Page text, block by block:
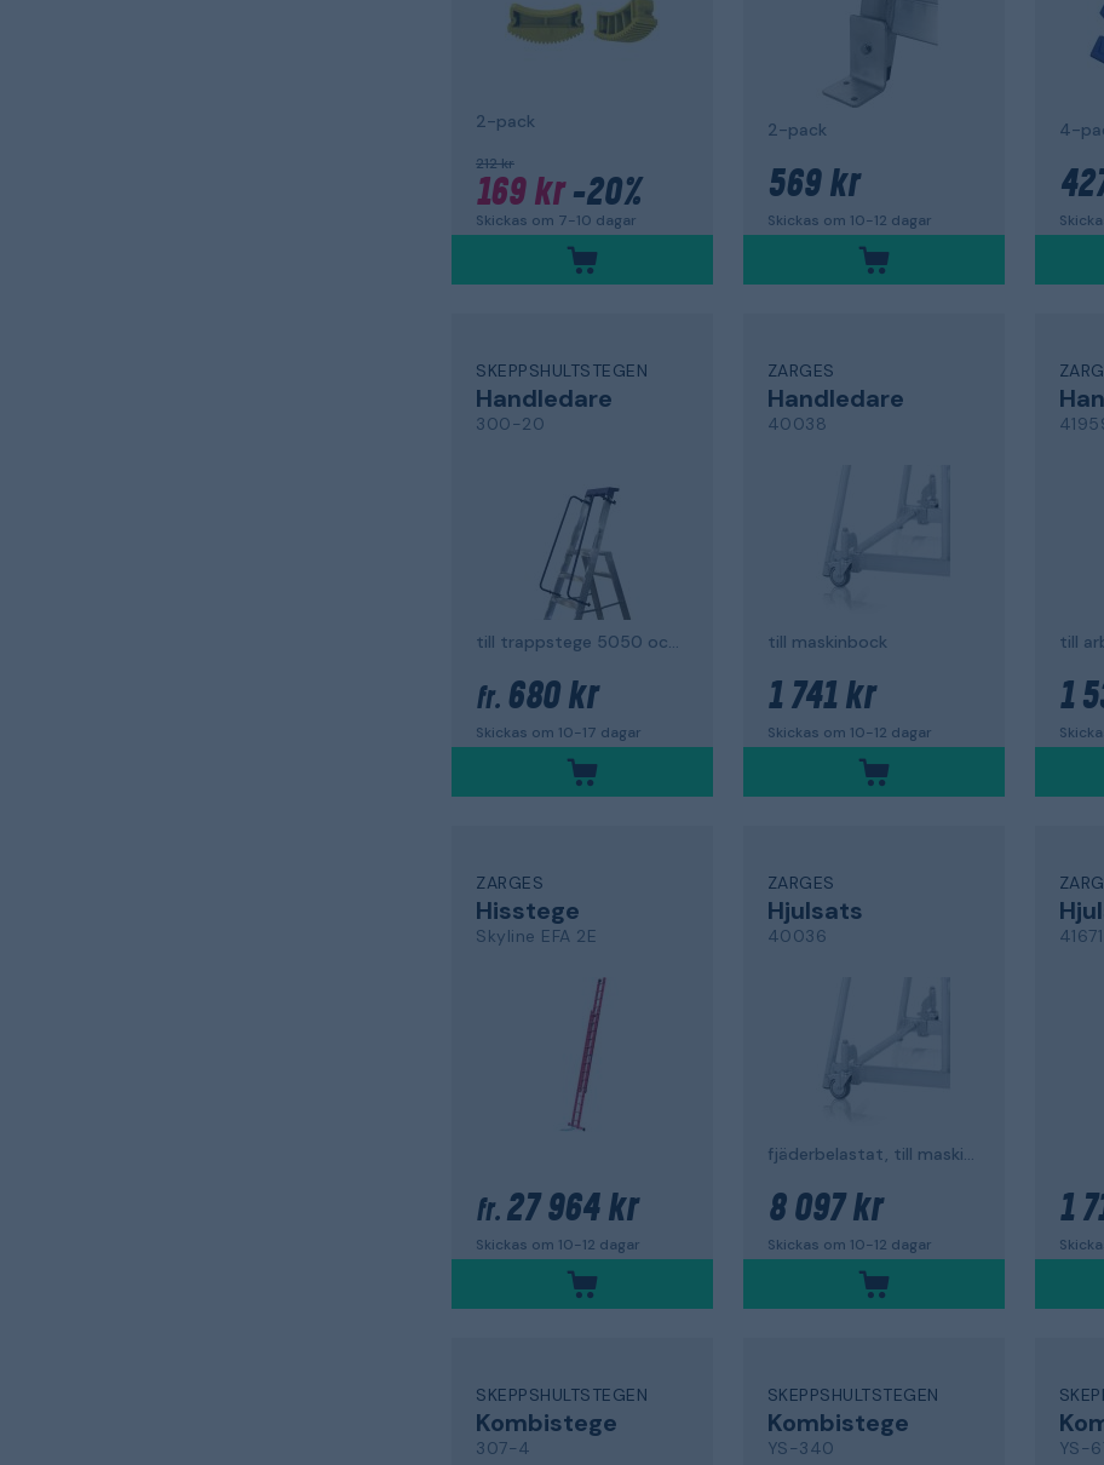
2-pack
212 kr
169 kr-20%
Skickas om 7-10 dagar
2-pack
569 kr
Skickas om 10-12 dagar
4-
SKEPPSHULTSTEGEN
Handledare
300-20
till trappstege 5050 och lagerstege 300
fr. 680 kr
Skickas om 10-17 dagar
ZARGES
Handledare
40038
till maskinbock
1 741 kr
Skickas om 10-12 dagar
till
1
ZARGES
Hisstege
Skyline EFA 2E
fr. 27 964 kr
Skickas om 10-12 dagar
ZARGES
Hjulsats
40036
fjäderbelastat, till maskinbock
8 097 kr
Skickas om 10-12 dagar
41671
1
SKEPPSHULTSTEGEN
Kombistege
307-4
SKEPPSHULTSTEGEN
Kombistege
YS-340 YS-